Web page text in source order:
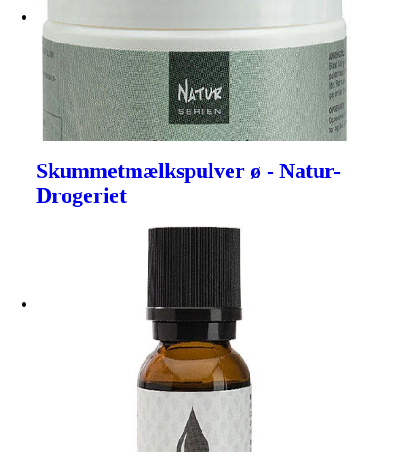
Skummetmælkspulver ø - Natur-
Drogeriet